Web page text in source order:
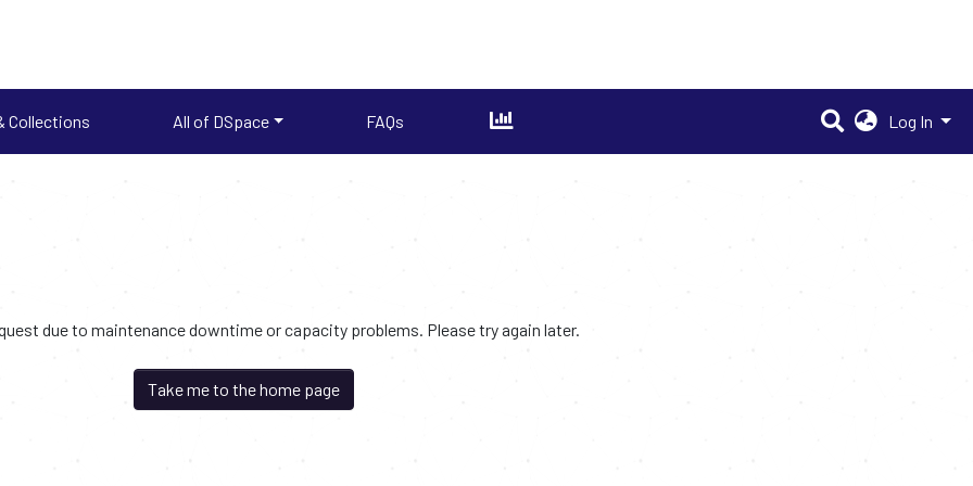
Collections All of DSpace FAQs Log In
due to maintenance downtime or capacity problems. Please try again later.
Take me to the home page